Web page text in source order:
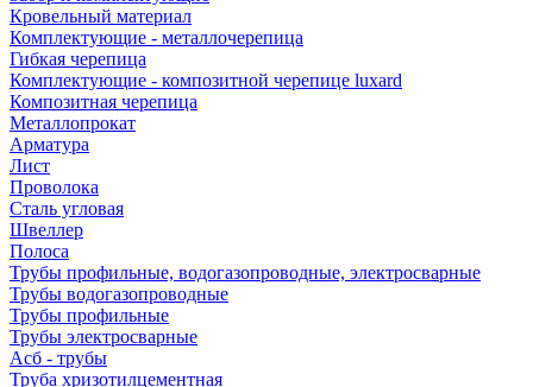
Кровельный материал
Комплектующие - металлочерепица
Гибкая черепица
Комплектующие - композитной черепице luxard
Композитная черепица
Металлопрокат
Арматура
Лист
Проволока
Сталь угловая
Швеллер
Полоса
Трубы профильные, водогазопроводные, электросварные
Трубы водогазопроводные
Трубы профильные
Трубы электросварные
Асб - трубы
Труба хризотилцементная